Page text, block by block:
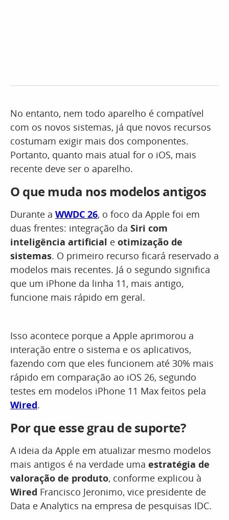
No entanto, nem todo aparelho é compatível
com os novos sistemas, já que novos recursos
costumam exigir mais dos componentes.
Portanto, quanto mais atual for o iOS, mais
recente deve ser o aparelho.
O que muda nos modelos antigos
Durante a WWDC 26, o foco da Apple foi em
duas frentes: integração da Siri com
inteligência artificial e otimização de
sistemas. O primeiro recurso ficará reservado a
modelos mais recentes. Já o segundo significa
que um iPhone da linha 11, mais antigo,
funcione mais rápido em geral.
Isso acontece porque a Apple aprimorou a
interação entre o sistema e os aplicativos,
fazendo com que eles funcionem até 30% mais
rápido em comparação ao iOS 26, segundo
testes em modelos iPhone 11 Max feitos pela
Wired.
Por que esse grau de suporte?
A ideia da Apple em atualizar mesmo modelos
mais antigos é na verdade uma estratégia de
valoração de produto, conforme explicou à
Wired Francisco Jeronimo, vice presidente de
Data e Analytics na empresa de pesquisas IDC.